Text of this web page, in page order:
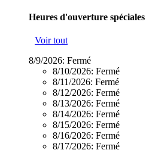
Heures d'ouverture spéciales
Voir tout
8/9/2026: Fermé
8/10/2026: Fermé
8/11/2026: Fermé
8/12/2026: Fermé
8/13/2026: Fermé
8/14/2026: Fermé
8/15/2026: Fermé
8/16/2026: Fermé
8/17/2026: Fermé